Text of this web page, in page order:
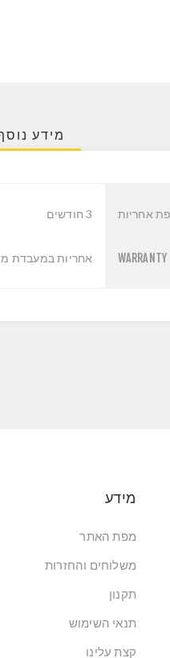
מידע
אחריות 3 חודשים
WARRANTY אחריות במעבדת מור
מידע
מפת האתר
משלוחים והחזרות
תקנון
תנאי השימוש
קצת עלינו